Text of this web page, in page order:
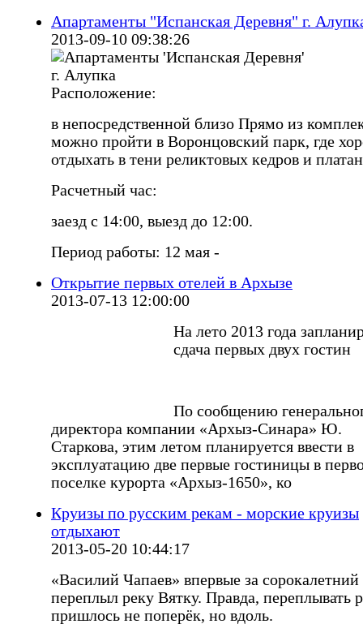
Апартаменты "Испанская Деревня" г.
2013-09-10 09:38:26
Расположение:
в непосредственной близо Прямо из
можно пройти в Воронцовский парк, где
отдыхать в тени реликтовых кедров и
Расчетный час:
заезд с 14:00, выезд до 12:00.
Период работы: 12 мая -
Открытие первых отелей в Архызе
2013-07-13 12:00:00
На лето 2013 года
сдача первых двух гостин
По сообщению
директора компании «Архыз-Синара» Ю.
Старкова, этим летом планируется ввести в
эксплуатацию две первые гостиницы в
поселке курорта «Архыз-1650», ко
Круизы по русским рекам - морские круизы
отдыхают
2013-05-20 10:44:17
«Василий Чапаев» впервые за сорокалетний
переплыл реку Вятку. Правда, переплывать
пришлось не поперёк, но вдоль.